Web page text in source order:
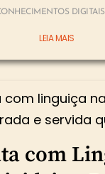
DIGITAIS
LEIA MAIS
com